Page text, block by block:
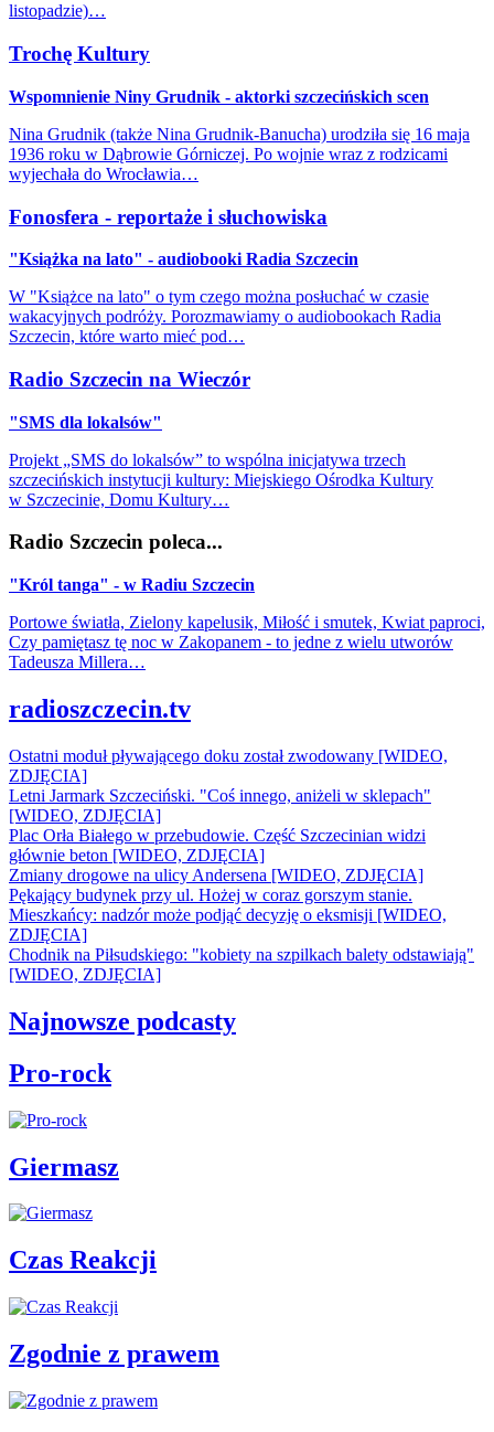
listopadzie)…
Trochę Kultury
Wspomnienie Niny Grudnik - aktorki szczecińskich scen
Nina Grudnik (także Nina Grudnik-Banucha) urodziła się 16 maja
1936 roku w Dąbrowie Górniczej. Po wojnie wraz z rodzicami
wyjechała do Wrocławia…
Fonosfera - reportaże i słuchowiska
"Książka na lato" - audiobooki Radia Szczecin
W "Książce na lato" o tym czego można posłuchać w czasie
wakacyjnych podróży. Porozmawiamy o audiobookach Radia
Szczecin, które warto mieć pod…
Radio Szczecin na Wieczór
"SMS dla lokalsów"
Projekt „SMS do lokalsów” to wspólna inicjatywa trzech
szczecińskich instytucji kultury: Miejskiego Ośrodka Kultury
w Szczecinie, Domu Kultury…
Radio Szczecin poleca...
"Król tanga" - w Radiu Szczecin
Portowe światła, Zielony kapelusik, Miłość i smutek, Kwiat paproci,
Czy pamiętasz tę noc w Zakopanem - to jedne z wielu utworów
Tadeusza Millera…
radioszczecin.tv
Ostatni moduł pływającego doku został zwodowany [WIDEO,
ZDJĘCIA]
Letni Jarmark Szczeciński. "Coś innego, aniżeli w sklepach"
[WIDEO, ZDJĘCIA]
Plac Orła Białego w przebudowie. Część Szczecinian widzi
głównie beton [WIDEO, ZDJĘCIA]
Zmiany drogowe na ulicy Andersena [WIDEO, ZDJĘCIA]
Pękający budynek przy ul. Hożej w coraz gorszym stanie.
Mieszkańcy: nadzór może podjąć decyzję o eksmisji [WIDEO,
ZDJĘCIA]
Chodnik na Piłsudskiego: "kobiety na szpilkach balety odstawiają"
[WIDEO, ZDJĘCIA]
Najnowsze podcasty
Pro-rock
Giermasz
Czas Reakcji
Zgodnie z prawem